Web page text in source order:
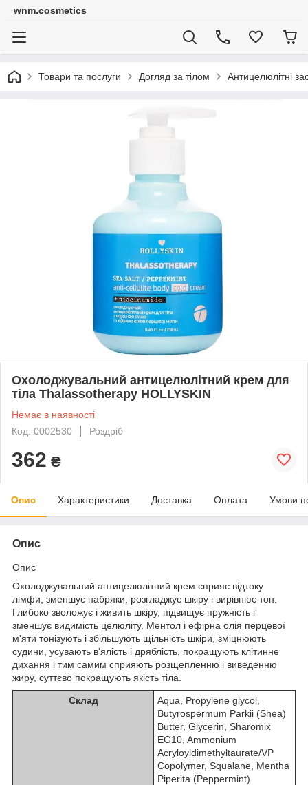
wnm.cosmetics
Товари та послуги Догляд за тілом Антицелюлітні
Охолоджувальний антицелюлітний крем для
тіла Thalassotherapy HOLLYSKIN
Немає в наявності
Код: 0002530
Роздріб
362 ₴
Опис Характеристики Доставка Оплата Умови
Опис
Опис
Охолоджувальний антицелюлітний крем сприяє відтоку
лімфи, зменшує набряки, розгладжує шкіру і вирівнює тон.
Глибоко зволожує і живить шкіру, підвищує пружність і
зменшує видимість целюліту. Ментол і ефірна олія перцевої
м'яти тонізують і збільшують щільність шкіри, зміцнюють
судини, усувають в'ялість і дряблість, покращують клітинне
дихання і тим самим сприяють розщепленню і виведенню
жиру, суттєво покращують якість тіла.
Склад
Aqua, Propylene glycol,
Butyrospermum Parkii (Shea)
Butter, Glycerin, Sharomix
EG10, Ammonium
Acryloyldimethyltaurate/VP
Copolymer, Squalane, Mentha
Piperita (Peppermint)